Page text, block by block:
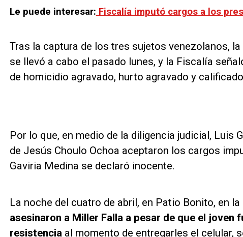
Le puede interesar: Fiscalía imputó cargos a los
Tras la captura de los tres sujetos venezolanos,
se llevó a cabo el pasado lunes, y la Fiscalía
de homicidio agravado, hurto agravado y
Por lo que, en medio de la diligencia judicial, Luis
de Jesús Choulo Ochoa aceptaron los cargos
Gaviria Medina se declaró inocente.
La noche del cuatro de abril, en Patio Bonito, en la
asesinaron a Miller Falla a pesar de que el joven
resistencia al momento de entregarles el celular,